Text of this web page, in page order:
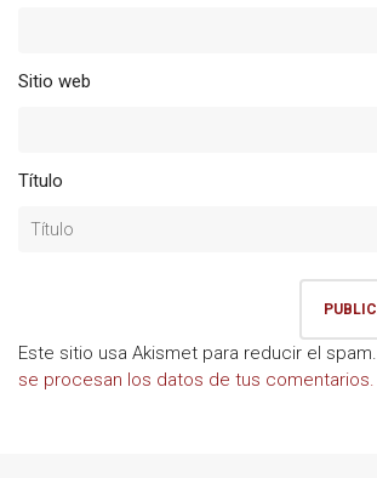
Sitio web
Título
Este sitio usa Akismet para reducir el spam.
se procesan los datos de tus comentarios.